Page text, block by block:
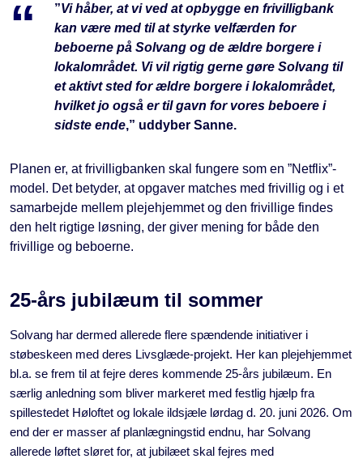
”Vi håber, at vi ved at opbygge en frivilligbank
kan være med til at styrke velfærden for
beboerne på Solvang og de ældre borgere i
lokalområdet. Vi vil rigtig gerne gøre Solvang til
et aktivt sted for ældre borgere i lokalområdet,
hvilket jo også er til gavn for vores beboere i
sidste ende,” uddyber Sanne.
Planen er, at frivilligbanken skal fungere som en ”Netflix”-
model. Det betyder, at opgaver matches med frivillig og i et
samarbejde mellem plejehjemmet og den frivillige findes
den helt rigtige løsning, der giver mening for både den
frivillige og beboerne.
25-års jubilæum til sommer
Solvang har dermed allerede flere spændende initiativer i
støbeskeen med deres Livsglæde-projekt. Her kan plejehjemmet
bl.a. se frem til at fejre deres kommende 25-års jubilæum. En
særlig anledning som bliver markeret med festlig hjælp fra
spillestedet Høloftet og lokale ildsjæle lørdag d. 20. juni 2026. Om
end der er masser af planlægningstid endnu, har Solvang
allerede løftet sløret for, at jubilæet skal fejres med